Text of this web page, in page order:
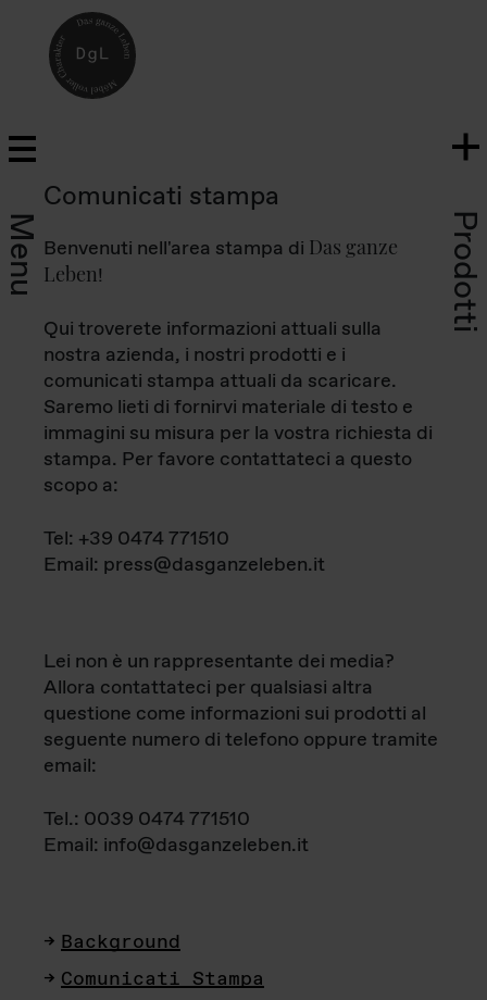
Menu Prodotti
Comunicati stampa
Benvenuti nell'area stampa di Das ganze
Leben!
Qui troverete informazioni attuali sulla
nostra azienda, i nostri prodotti e i
comunicati stampa attuali da scaricare.
Saremo lieti di fornirvi materiale di testo e
immagini su misura per la vostra richiesta di
stampa. Per favore contattateci a questo
scopo a:
Tel: +39 0474 771510
Email: press@dasganzeleben.it
Lei non è un rappresentante dei media?
Allora contattateci per qualsiasi altra
questione come informazioni sui prodotti al
seguente numero di telefono oppure tramite
email:
Tel.: 0039 0474 771510
Email: info@dasganzeleben.it
Background
Comunicati Stampa